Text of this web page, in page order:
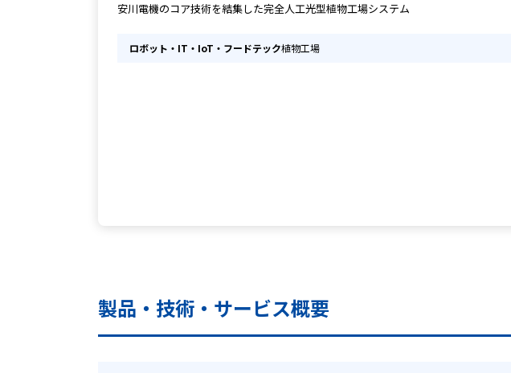
安川電機のコア技術を結集した完全人工光型植物工場システム
ロボット・IT・IoT・フードテック植物工場
製品・技術・サービス概要